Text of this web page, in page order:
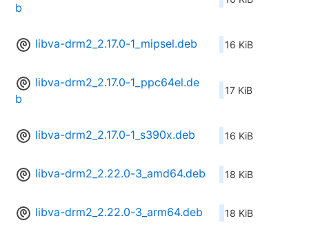
b
libva-drm2_2.17.0-1_mipsel.deb 16 KiB
libva-drm2_2.17.0-1_ppc64el.de
b
17 KiB
libva-drm2_2.17.0-1_s390x.deb 16 KiB
libva-drm2_2.22.0-3_amd64.deb 18 KiB
libva-drm2_2.22.0-3_arm64.deb 18 KiB